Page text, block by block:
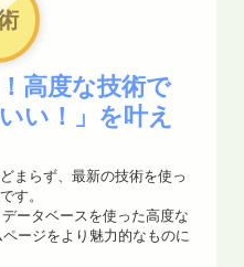
のホームページを作った
なくて更新が滞ってしま
約したけど、管理画面の
など、サイト運営でお困
。訪問、対面でのサポー
高度な技術で
い！」を叶え
まらず、最新の技術を使っ
す。
ータベースを使った高度な
ージをより魅力的なものに